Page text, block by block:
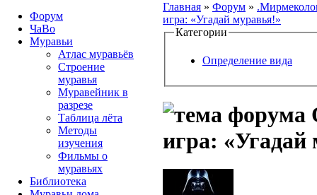
Главная » Форум »
игра: «Угадай муравья!»
Категории
Определение вида
игра: «Угадай
Форум
ЧаВо
Муравьи
Атлас муравьёв
Строение
муравья
Муравейник в
разрезе
Таблица лёта
Методы
изучения
Фильмы о
муравьях
Библиотека